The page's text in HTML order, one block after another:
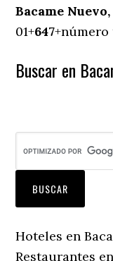
Bacame
01+647
Buscar en
Hoteles en
Restaurantes